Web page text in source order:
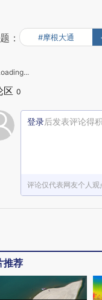
： #摩根大通
区 0
登录后发表评论得
评论仅代表网友个人
推荐